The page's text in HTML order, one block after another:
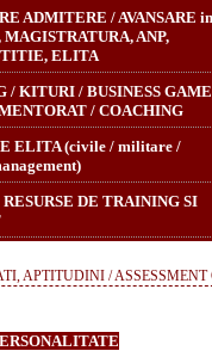
ADMITERE / AVANSARE in
ANP,
ELITA
/ KITURI / BUSINESS
/ COACHING
ELITA (civile / militare /
DE TRAINING SI
APTITUDINI / ASSESSMENT